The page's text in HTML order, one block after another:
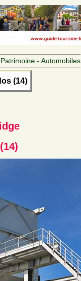
- Automobiles
(14)